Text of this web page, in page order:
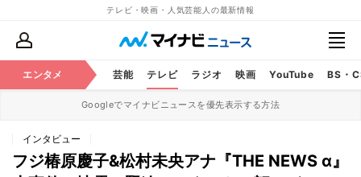
テレビ・映画・人気芸能人の最新情報
エンタメ 芸能 テレビ ラジオ 映画 YouTube BS・
Googleでマイナビニュースを優先表示する方法
インタビュー
フジ椿原慶子&松村未央アナ『THE NEWS α』